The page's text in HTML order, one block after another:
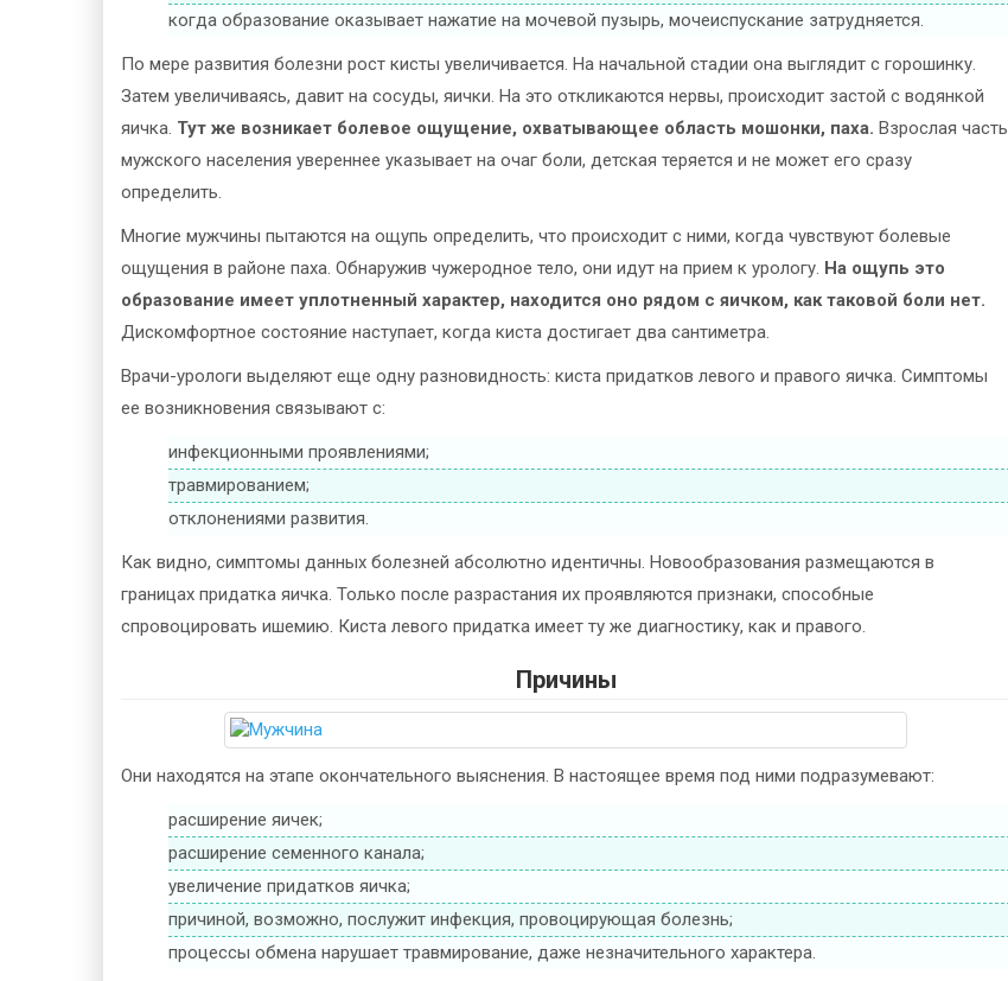
когда образование оказывает нажатие на мочевой пузырь, мочеиспускание затрудняется.
По мере развития болезни рост кисты увеличивается. На начальной стадии она выглядит с горошинку.
Затем увеличиваясь, давит на сосуды, яички. На это откликаются нервы, происходит застой с водянкой
яичка. Тут же возникает болевое ощущение, охватывающее область мошонки, паха. Взрослая часть
мужского населения увереннее указывает на очаг боли, детская теряется и не может его сразу
определить.
Многие мужчины пытаются на ощупь определить, что происходит с ними, когда чувствуют болевые
ощущения в районе паха. Обнаружив чужеродное тело, они идут на прием к урологу. На ощупь это
образование имеет уплотненный характер, находится оно рядом с яичком, как таковой боли нет.
Дискомфортное состояние наступает, когда киста достигает два сантиметра.
Врачи-урологи выделяют еще одну разновидность: киста придатков левого и правого яичка. Симптомы
ее возникновения связывают с:
инфекционными проявлениями;
травмированием;
отклонениями развития.
Как видно, симптомы данных болезней абсолютно идентичны. Новообразования размещаются в
границах придатка яичка. Только после разрастания их проявляются признаки, способные
спровоцировать ишемию. Киста левого придатка имеет ту же диагностику, как и правого.
Причины
Они находятся на этапе окончательного выяснения. В настоящее время под ними подразумевают:
расширение яичек;
расширение семенного канала;
увеличение придатков яичка;
причиной, возможно, послужит инфекция, провоцирующая болезнь;
процессы обмена нарушает травмирование, даже незначительного характера.